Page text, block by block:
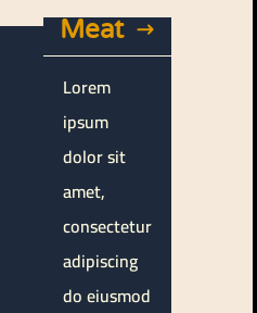
Meat
Lorem
ipsum
dolor sit
amet,
consectetur
adipiscing
do eiusmod